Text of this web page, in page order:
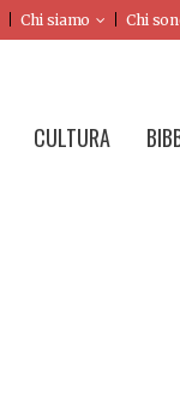
Chi siamo Chi
CULTURA